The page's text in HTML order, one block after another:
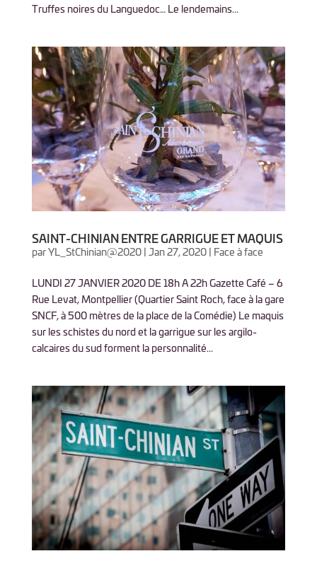
Truffes noires du Languedoc… Le lendemains...
SAINT-CHINIAN ENTRE GARRIGUE ET MAQUIS
parYL_StChinian@2020| Jan 27, 2020| Face à face
LUNDI 27 JANVIER 2020 DE 18h A 22h Gazette Café – 6
Rue Levat, Montpellier (Quartier Saint Roch, face à la gare
SNCF, à 500 mètres de la place de la Comédie) Le maquis
sur les schistes du nord et la garrigue sur les argilo-
calcaires du sud forment la personnalité...